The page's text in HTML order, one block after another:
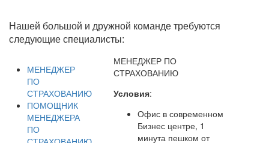
Нашей большой и дружной команде требуются
следующие специалисты:
МЕНЕДЖЕР
ПО
СТРАХОВАНИЮ
ПОМОЩНИК
МЕНЕДЖЕРА
ПО
МЕНЕДЖЕР ПО
СТРАХОВАНИЮ
Условия:
Офис в современном
Бизнес центре, 1
минута пешком от